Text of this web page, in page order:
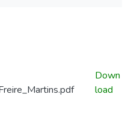
Down
load